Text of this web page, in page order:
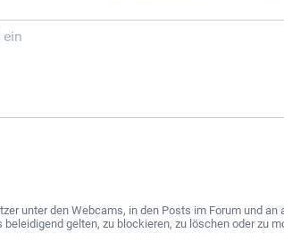
unter den Webcams, in den Posts im Forum und
gelten, zu blockieren, zu löschen oder zu